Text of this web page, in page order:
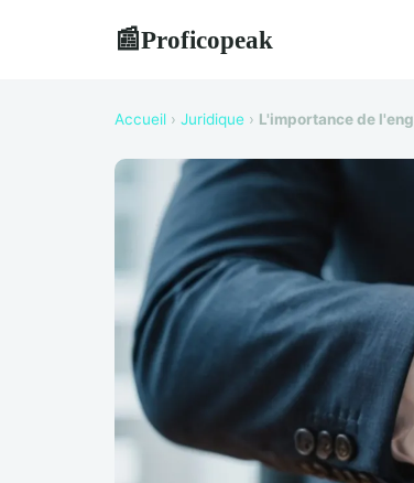
📰Proficopeak
Accueil › Juridique › L'importance de